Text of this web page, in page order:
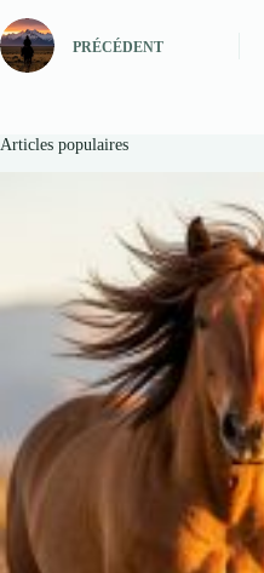
PRÉCÉDENT
Articles populaires